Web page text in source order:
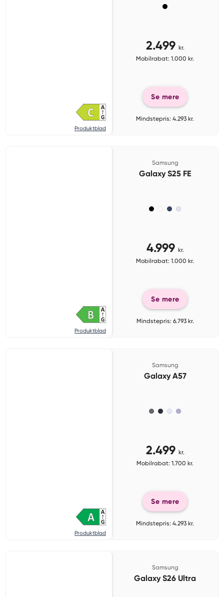
Produktblad
2.499 kr.
Mobilrabat: 1.000 kr.
Se mere
Mindstepris: 4.293 kr.
Produktblad
Samsung
Galaxy S25 FE
4.999 kr.
Mobilrabat: 1.000 kr.
Se mere
Mindstepris: 6.793 kr.
Produktblad
Samsung
Galaxy A57
2.499 kr.
Mobilrabat: 1.700 kr.
Se mere
Mindstepris: 4.293 kr.
Samsung
Galaxy S26 Ultra